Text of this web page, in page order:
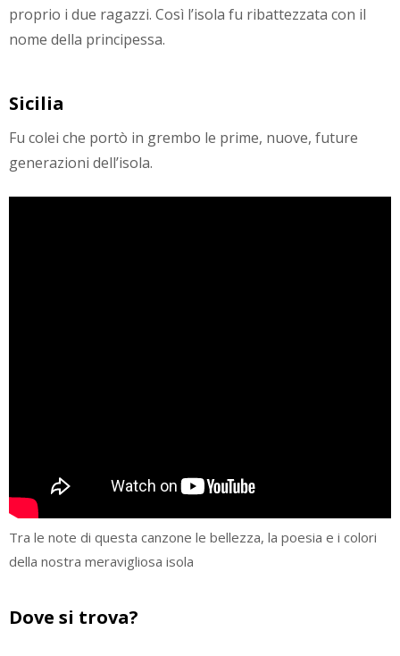
proprio i due ragazzi. Così l’isola fu ribattezzata con il
nome della principessa.
Sicilia
Fu colei che portò in grembo le prime, nuove, future
generazioni dell’isola.
Tra le note di questa canzone le bellezza, la poesia e i colori
della nostra meravigliosa isola
Dove si trova?